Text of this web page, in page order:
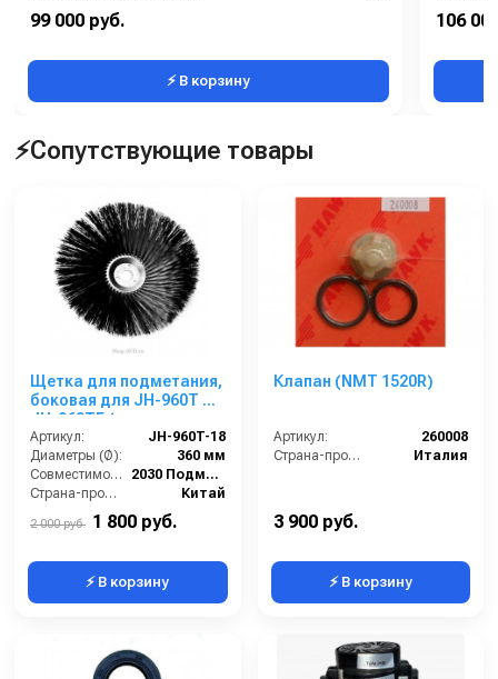
Страна-производитель:
Рабочее давление (бар):
99 000 руб.
⚡ В корзину
106
⚡Сопутствующие товары
Щетка для подметания,
боковая для JH-960T и
JH-960TF (щетина
вправо) JH-960T-18
Артикул:
JH-960T-18
Диаметры (Ø):
360 мм
Совместимость:
2030 Подметальная машина TOR JH-960T, 2055 Подметальная машина TOR JH-960TF с системой фильтрации
Страна-производитель:
Китай
2 000 руб. 1 800 руб.
⚡ В корзину
Клапан (NMT 1520R)
Артикул:
260008
Страна-производитель:
Италия
3 900 руб.
⚡ В корзину